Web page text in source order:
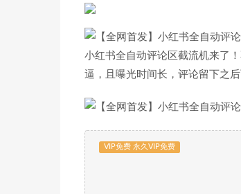
小红书全自动评论区截流机来了
逼，且曝光时间长，评论留下之
VIP免费 永久VIP免费